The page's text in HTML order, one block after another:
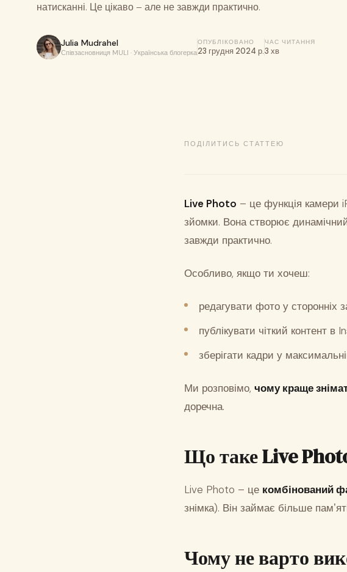
натисканні. Це цікаво – але не завжди практично.
Julia Mudrahel
Співзасновниця MULI · Українська блогерка
ОПУБЛІКОВАНО
23 грудня 2024 р.
ЧАС ЧИТАННЯ
3 хв
ПОДІЛИТИСЬ СТАТТЕЮ
Live Photo – це функція камери
зйомки. Вона створює
завжди практично.
Особливо, якщо ти хочеш:
редагувати фото у сторонніх
публікувати чіткий контент в
зберігати кадри у
Ми розповімо, чому краще
доречна.
Що таке Live
Live Photo – це комбінований
знімка). Він займає більше
Чому не варто